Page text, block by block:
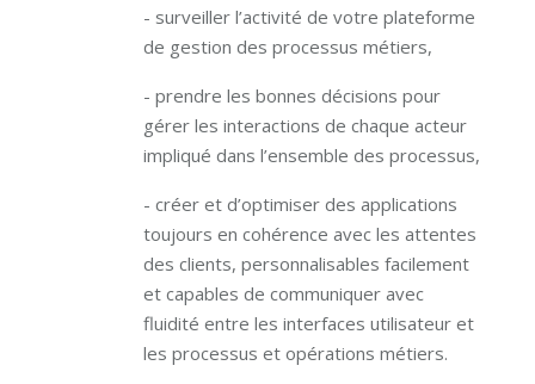
- surveiller l’activité de votre plateforme
de gestion des processus métiers,
- prendre les bonnes décisions pour
gérer les interactions de chaque acteur
impliqué dans l’ensemble des processus,
- créer et d’optimiser des applications
toujours en cohérence avec les attentes
des clients, personnalisables facilement
et capables de communiquer avec
fluidité entre les interfaces utilisateur et
les processus et opérations métiers.